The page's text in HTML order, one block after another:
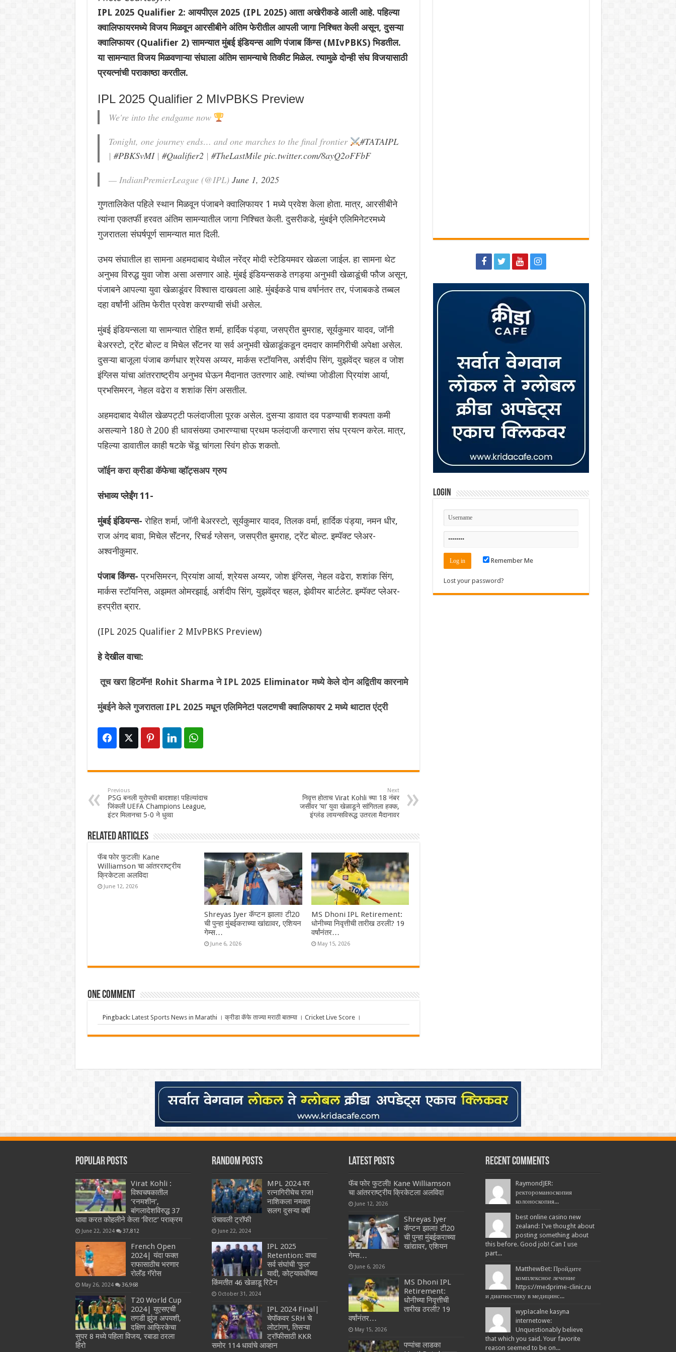
IPL 2025 Qualifier 2: आयपीएल 2025 (IPL 2025) आता अखेरीकडे आली आहे. पहिल्या
क्वालिफायरमध्ये विजय मिळवून आरसीबीने अंतिम फेरीतील आपली जागा निश्चित केली असून, दुसऱ्या
क्वालिफायर (Qualifier 2) सामन्यात मुंबई इंडियन्स आणि पंजाब किंग्स (MIvPBKS) भिडतील.
या सामन्यात विजय मिळवणाऱ्या संघाला अंतिम सामन्याचे तिकीट मिळेल. त्यामुळे दोन्ही संघ विजयासाठी
प्रयत्नांची पराकाष्ठा करतील.
IPL 2025 Qualifier 2 MIvPBKS Preview
We're into the endgame now
Tonight, one journey ends… and one marches to the final frontier
#TATAIPL
| #PBKSvMI| #Qualifier2 | #TheLastMile pic.twitter.com/8ayQ2oFFbF
— IndianPremierLeague (@IPL) June 1, 2025
गुणतालिकेत पहिले स्थान मिळवून पंजाबने क्वालिफायर 1 मध्ये प्रवेश केला होता. मात्र, आरसीबीने
त्यांना एकतर्फी हरवत अंतिम सामन्यातील जागा निश्चित केली. दुसरीकडे, मुंबईने एलिमिनेटरमध्ये
गुजरातला संघर्षपूर्ण सामन्यात मात दिली.
उभय संघातील हा सामना अहमदाबाद येथील नरेंद्र मोदी स्टेडियमवर खेळला जाईल. हा सामना थेट
अनुभव विरुद्ध युवा जोश असा असणार आहे. मुंबई इंडियन्सकडे तगड्या अनुभवी खेळाडूंची फौज असून,
पंजाबने आपल्या युवा खेळाडूंवर विश्वास दाखवला आहे. मुंबईकडे पाच वर्षानंतर तर, पंजाबकडे तब्बल
दहा वर्षांनी अंतिम फेरीत प्रवेश करण्याची संधी असेल.
मुंबई इंडियन्सला या सामन्यात रोहित शर्मा, हार्दिक पंड्या, जसप्रीत बुमराह, सूर्यकुमार यादव, जॉनी
बेअरस्टो, ट्रेंट बोल्ट व मिचेल सॅंटनर या सर्व अनुभवी खेळाडूंकडून दमदार कामगिरीची अपेक्षा असेल.
दुसऱ्या बाजूला पंजाब कर्णधार श्रेयस अय्यर, मार्कस स्टॉयनिस, अर्शदीप सिंग, युझवेंद्र चहल व जोश
इंग्लिस यांचा आंतरराष्ट्रीय अनुभव घेऊन मैदानात उतरणार आहे. त्यांच्या जोडीला प्रियांश आर्या,
प्रभसिमरन, नेहल वढेरा व शशांक सिंग असतील.
अहमदाबाद येथील खेळपट्टी फलंदाजीला पूरक असेल. दुसऱ्या डावात दव पडण्याची शक्यता कमी
असल्याने 180 ते 200 ही धावसंख्या उभारण्याचा प्रथम फलंदाजी करणारा संघ प्रयत्न करेल. मात्र,
पहिल्या डावातील काही षटके चेंडू चांगला स्विंग होऊ शकतो.
जॉईन करा क्रीडा कॅफेचा व्हॉट्सअप ग्रुप
संभाव्य प्लेईंग 11-
मुंबई इंडियन्स- रोहित शर्मा, जॉनी बेअरस्टो, सूर्यकुमार यादव, तिलक वर्मा, हार्दिक पंड्या, नमन धीर,
राज अंगद बावा, मिचेल सॅंटनर, रिचर्ड ग्लेसन, जसप्रीत बुमराह, ट्रेंट बोल्ट. इम्पॅक्ट प्लेअर-
अश्वनीकुमार.
पंजाब किंग्स- प्रभसिमरन, प्रियांश आर्या, श्रेयस अय्यर, जोश इंग्लिस, नेहल वढेरा, शशांक सिंग,
मार्कस स्टॉयनिस, अझमत ओमरझाई, अर्शदीप सिंग, युझवेंद्र चहल, झेवीयर बार्टलेट. इम्पॅक्ट प्लेअर-
हरप्रीत ब्रार.
(IPL 2025 Qualifier 2 MIvPBKS Preview)
हे देखील वाचा:
तूच खरा हिटमॅन! Rohit Sharma ने IPL 2025 Eliminator मध्ये केले दोन अद्वितीय कारनामे
मुंबईने केले गुजरातला IPL 2025 मधून एलिमिनेट! पलटणची क्वालिफायर 2 मध्ये थाटात एंट्री
Previous
PSG बनली युरोपची बादशाह! पहिल्यांदाच
जिंकली UEFA Champions League,
इंटर मिलानचा 5-0 ने धुव्वा
Next
निवृत्त होताच Virat Kohli च्या 18 नंबर
जर्सीवर ‘या’ युवा खेळाडूने सांगितला हक्क,
इंग्लंड लायन्सविरूद्ध उतरला मैदानावर
Related Articles
फॅब फोर फुटली! Kane
Williamson चा आंतरराष्ट्रीय
क्रिकेटला अलविदा
June 12, 2026
Shreyas Iyer कॅप्टन झाला! टी20
ची पुन्हा मुंबईकराच्या खांद्यावर, एशियन
गेम्स…
June 6, 2026
MS Dhoni IPL Retirement:
धोनीच्या निवृत्तीची तारीख ठरली? 19
वर्षांनंतर…
May 15, 2026
One comment
Pingback: Latest Sports News in Marathi । क्रीडा कॅफे ताज्या मराठी बातम्या । Cricket Live Score ।
Login
Remember Me
Lost your password?
Popular Posts
Virat Kohli :
विश्वचषकातील
‘रनमशीन’,
बांगलादेशविरुद्ध 37
धावा करत कोहलीने केला ‘विराट’ पराक्रम
June 22, 2024 37,812
French Open
2024| यंदा फक्त
राफासाठीच भरणार
रोलॅंड गॅरोस
May 26, 2024 36,968
T20 World Cup
2024| युएसएची
तगडी झुंज अपयशी,
दक्षिण आफ्रिकेचा
सुपर 8 मध्ये पहिला विजय, रबाडा ठरला
हिरो
Random Posts
MPL 2024 वर
रत्नागिरीचेच राज!
नाशिकला नमवत
सलग दुसऱ्या वर्षी
उंचावली ट्रॉफी
June 22, 2024
IPL 2025
Retention: वाचा
सर्व संघांची ‘फुल’
यादी, कोट्यावधींच्या
किंमतीत 46 खेळाडू रिटेन
October 31, 2024
IPL 2024 Final|
चेपॉकवर SRH चे
लोटांगण, तिसऱ्या
ट्रॉफीसाठी KKR
समोर 114 धावांचे आव्हान
Latest Posts
फॅब फोर फुटली! Kane Williamson
चा आंतरराष्ट्रीय क्रिकेटला अलविदा
June 12, 2026
Shreyas Iyer
कॅप्टन झाला! टी20
ची पुन्हा मुंबईकराच्या
खांद्यावर, एशियन
गेम्स…
June 6, 2026
MS Dhoni IPL
Retirement:
धोनीच्या निवृत्तीची
तारीख ठरली? 19
वर्षांनंतर…
May 15, 2026
पप्पांचा लाडका
Recent Comments
RaymondJER:
ректороманоскопия
колоноскопия...
best online casino new
zealand: I've thought about
posting something about
this before. Good job! Can I use
part...
MatthewBet: Пройдите
комплексное лечение
https://medprime-clinic.ru
и диагностику в медицинс...
wypłacalne kasyna
internetowe:
Unquestionably believe
that which you said. Your favorite
reason seemed to be on...